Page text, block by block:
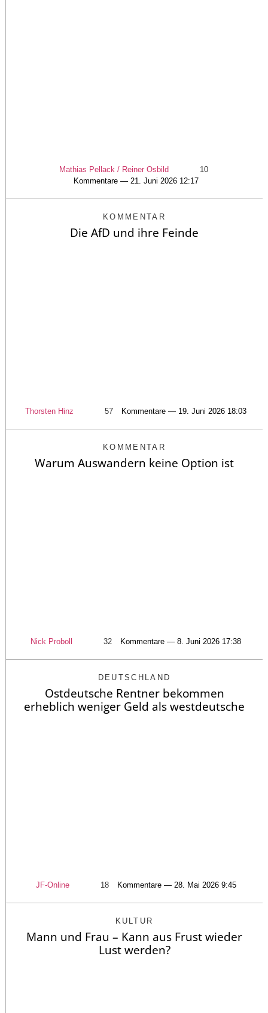
Mathias Pellack / Reiner Osbild
10
Kommentare — 21. Juni 2026 12:17
KOMMENTAR
Die AfD und ihre Feinde
Thorsten Hinz 57 Kommentare — 19. Juni 2026 18:03
KOMMENTAR
Warum Auswandern keine Option ist
Nick Proboll 32 Kommentare — 8. Juni 2026 17:38
DEUTSCHLAND
Ostdeutsche Rentner bekommen
erheblich weniger Geld als westdeutsche
JF-Online 18 Kommentare — 28. Mai 2026 9:45
KULTUR
Mann und Frau – Kann aus Frust wieder
Lust werden?